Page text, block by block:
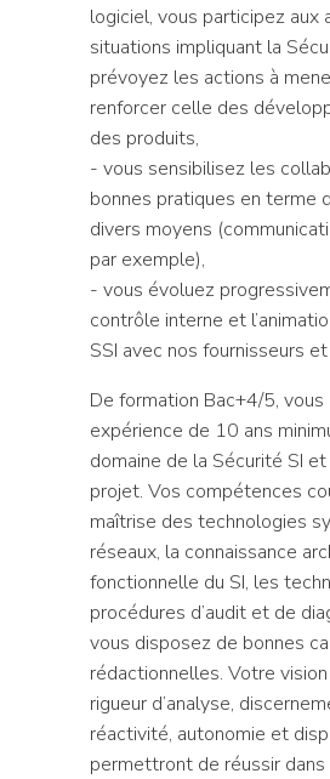
logiciel, vous participez aux
situations impliquant la
prévoyez les actions à
renforcer celle des
des produits,
- vous sensibilisez les
bonnes pratiques en terme
divers moyens
par exemple),
- vous évoluez
contrôle interne et
SSI avec nos fournisseurs
De formation Bac+4/5, vous
expérience de 10 ans
domaine de la Sécurité SI
projet. Vos compétences
maîtrise des technologies
réseaux, la connaissance
fonctionnelle du SI, les
procédures d’audit et de
vous disposez de bonnes
rédactionnelles. Votre
rigueur d’analyse,
réactivité, autonomie et
permettront de réussir